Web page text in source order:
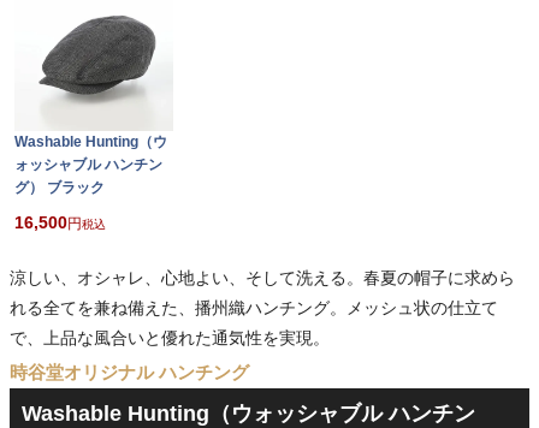
Washable Hunting（ウ
ォッシャブル ハンチン
グ） ブラック
16,500 税込
涼しい、オシャレ、心地よい、そして洗える。春夏の帽子に求めら
れる全てを兼ね備えた、播州織ハンチング。メッシュ状の仕立て
で、上品な風合いと優れた通気性を実現。
時谷堂オリジナル ハンチング
Washable Hunting（ウォッシャブル ハンチン